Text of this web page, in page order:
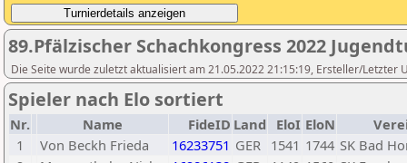
89.Pfälzischer Schachkongress 2022
Die Seite wurde zuletzt aktualisiert am 21.05.2022 21:15:19, Ersteller/Letzter
Spieler nach Elo sortiert
Nr. Name FideID Land EloI EloN
1
Von Beckh Frieda 16233751 GER 1541 1744 SK Bad